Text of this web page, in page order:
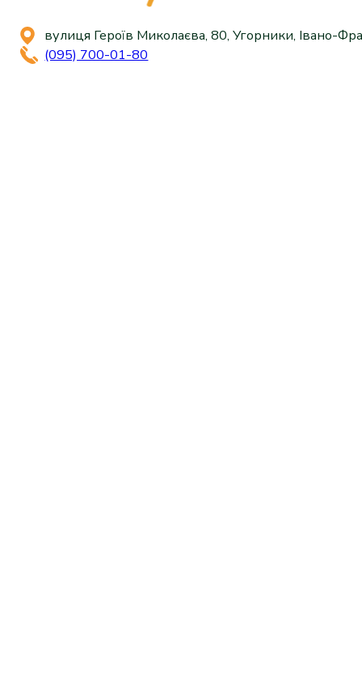
вулиця Героїв Миколаєва, 80, Угорники, Івано-
(095) 700-01-80